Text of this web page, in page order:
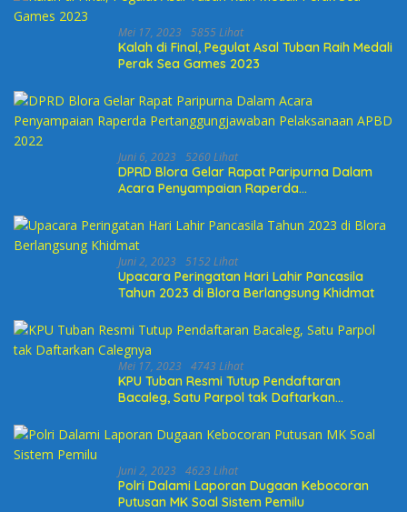
Mei 17, 2023 5855 Lihat
Kalah di Final, Pegulat Asal Tuban Raih Medali
Perak Sea Games 2023
Juni 6, 2023 5260 Lihat
DPRD Blora Gelar Rapat Paripurna Dalam
Acara Penyampaian Raperda
2022
Juni 2, 2023 5152 Lihat
Upacara Peringatan Hari Lahir Pancasila
Tahun 2023 di Blora Berlangsung Khidmat
Mei 17, 2023 4743 Lihat
KPU Tuban Resmi Tutup Pendaftaran
Bacaleg, Satu Parpol tak Daftarkan
Juni 2, 2023 4623 Lihat
Polri Dalami Laporan Dugaan Kebocoran
Putusan MK Soal Sistem Pemilu